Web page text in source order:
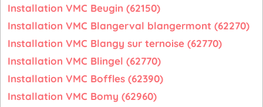
Installation VMC Beugin (62150)
Installation VMC Blangerval blangermont (62270)
Installation VMC Blangy sur ternoise (62770)
Installation VMC Blingel (62770)
Installation VMC Boffles (62390)
Installation VMC Bomy (62960)